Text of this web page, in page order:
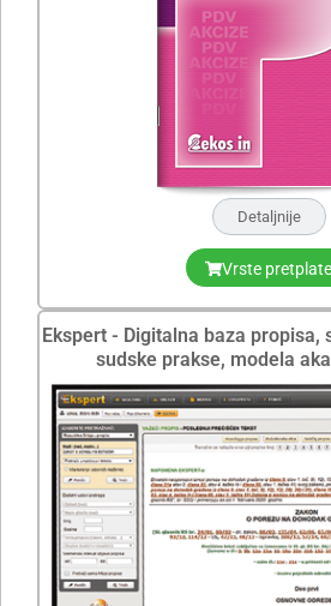
Detaljnije
Vrste pretplate
Ekspert - Digitalna baza propisa,
sudske prakse, modela